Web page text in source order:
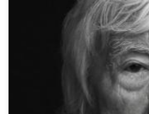
10.September2022 –
POWROTEMFotoausstellung von
10.09.2022, 14:00
18.09.2022 und Sa., 24.09. bis So.,
Weryha,Reinbeker Redder
Sammlung de Weryha